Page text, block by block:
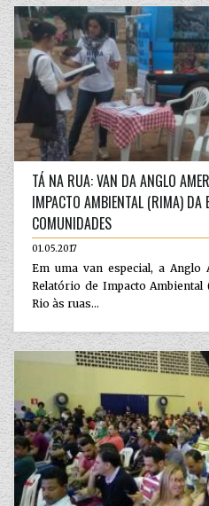
TÁ NA RUA: VAN DA ANGLO
IMPACTO AMBIENTAL (RIMA)
COMUNIDADES
01.05.2017
Em uma van especial, a Anglo
Relatório de Impacto
Rio às ruas...